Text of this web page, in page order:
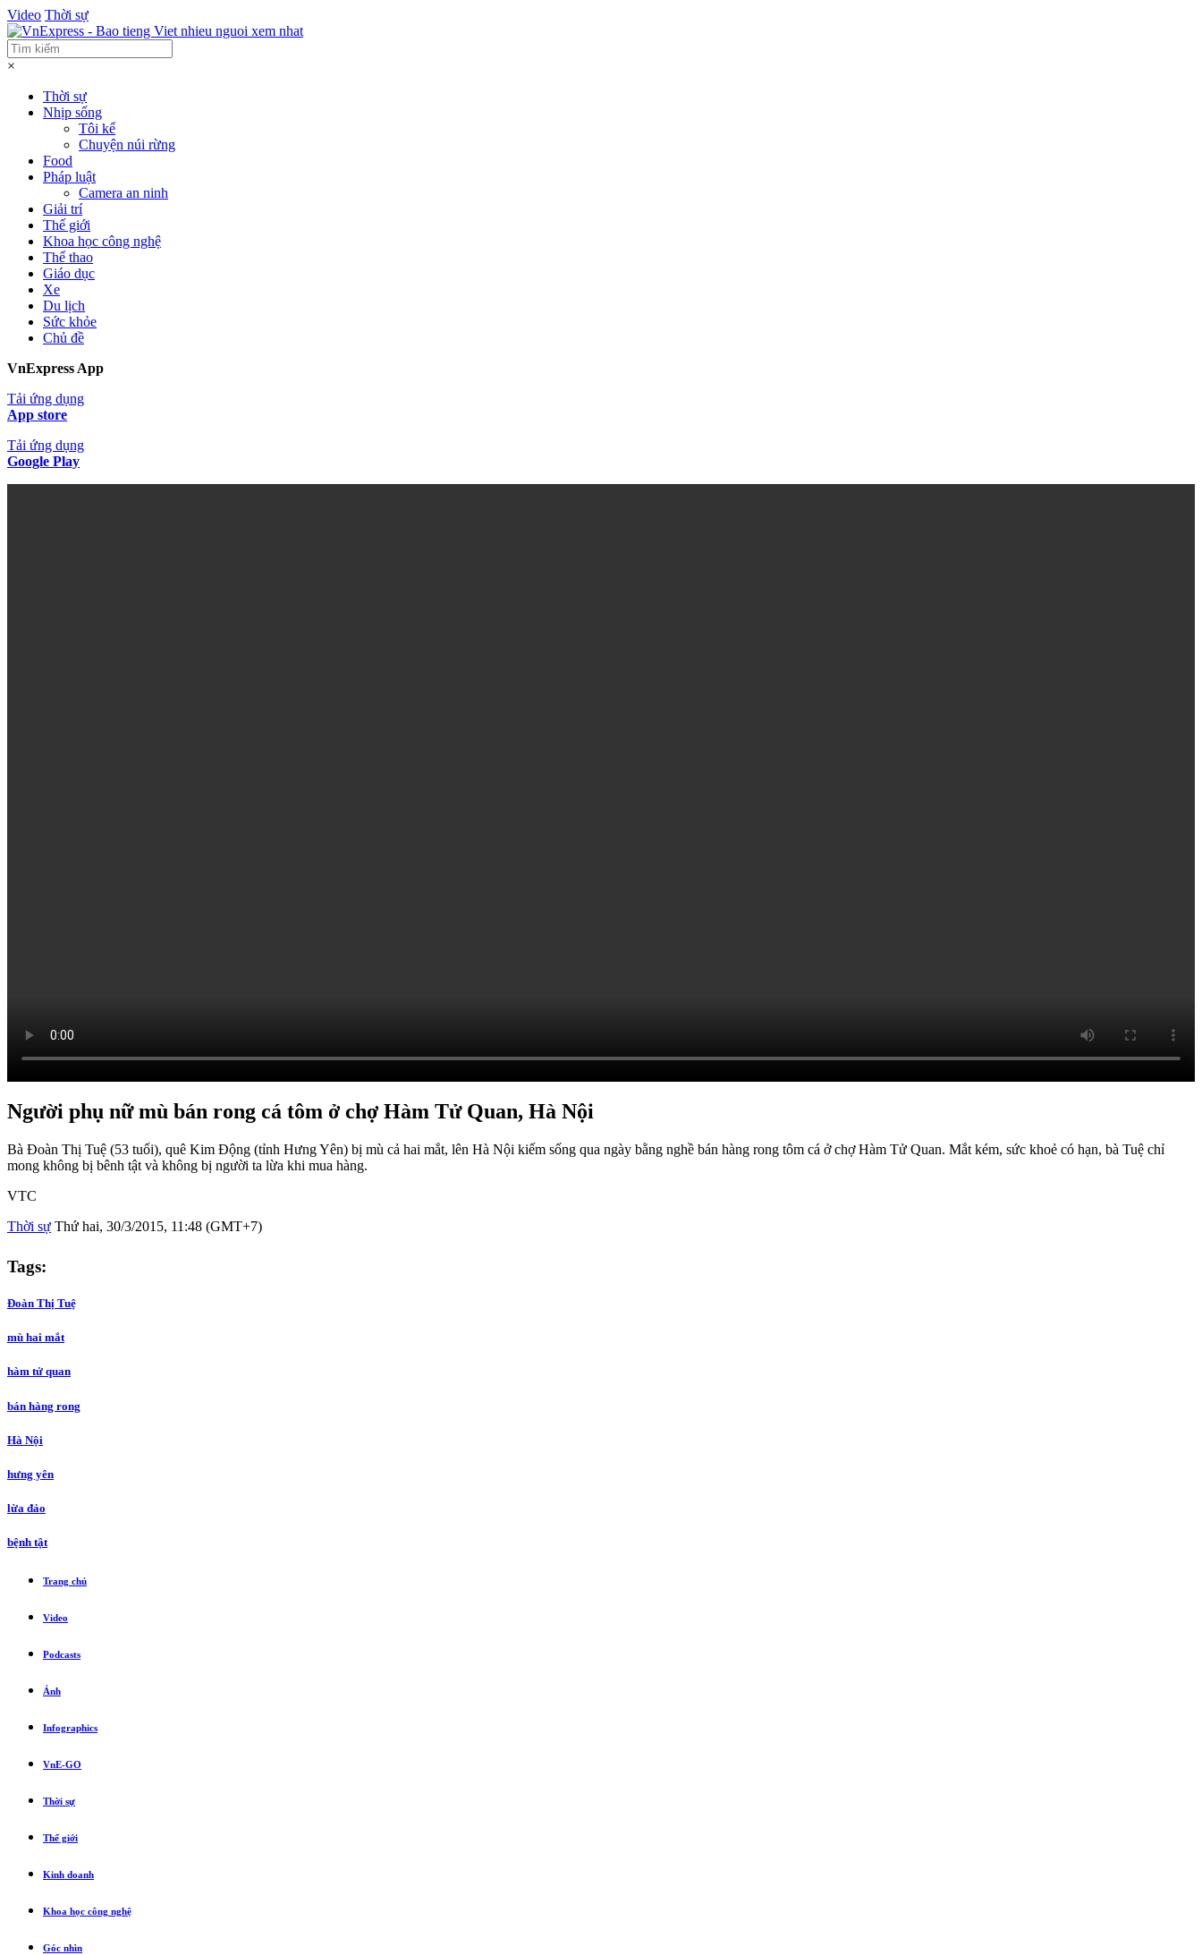
Video Thời sự
×
Thời sự
Nhịp sống
Tôi kể
Chuyện núi rừng
Food
Pháp luật
Camera an ninh
Giải trí
Thế giới
Khoa học công nghệ
Thể thao
Giáo dục
Xe
Du lịch
Sức khỏe
Chủ đề
VnExpress App
Tải ứng dụng
App store
Tải ứng dụng
Google Play
Người phụ nữ mù bán rong cá tôm ở chợ Hàm Tử Quan, Hà Nội
Bà Đoàn Thị Tuệ (53 tuổi), quê Kim Động (tỉnh Hưng Yên) bị mù cả hai mắt, lên Hà Nội kiếm sống qua ngày bằng nghề bán hàng rong tôm cá ở chợ Hàm Tử Quan. Mắt kém, sức khoẻ có hạn, bà Tuệ chỉ
mong không bị bênh tật và không bị người ta lừa khi mua hàng.
VTC
Thời sự Thứ hai, 30/3/2015, 11:48 (GMT+7)
Tags:
Đoàn Thị Tuệ
mù hai mắt
hàm tử quan
bán hàng rong
Hà Nội
hưng yên
lừa đảo
bệnh tật
Trang chủ
Video
Podcasts
Ảnh
Infographics
VnE-GO
Thời sự
Thế giới
Kinh doanh
Khoa học công nghệ
Góc nhìn